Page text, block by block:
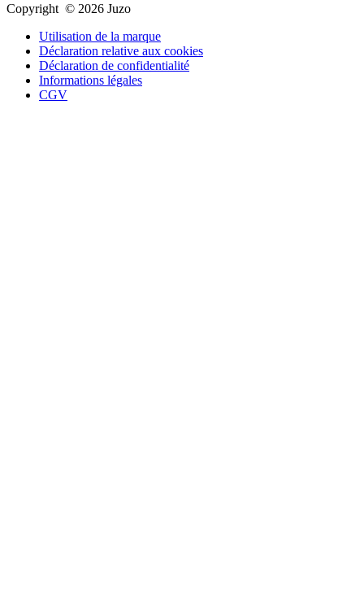
Copyright © 2026 Juzo
Utilisation de la marque
Déclaration relative aux cookies
Déclaration de confidentialité
Informations légales
CGV